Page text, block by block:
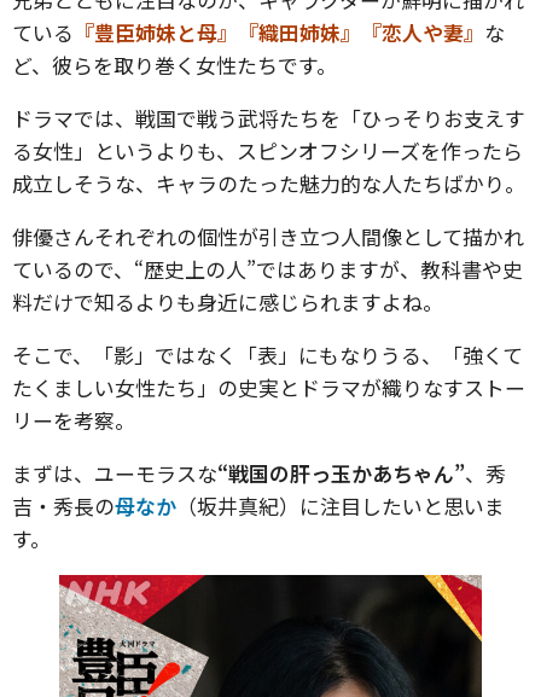
ている 『豊臣姉妹と母』『織田姉妹』『恋人や妻』 な
ど、彼らを取り巻く女性たちです。
ドラマでは、戦国で戦う武将たちを「ひっそりお支えす
る女性」というよりも、スピンオフシリーズを作ったら
成立しそうな、キャラのたった魅力的な人たちばかり。
俳優さんそれぞれの個性が引き立つ人間像として描かれ
ているので、“歴史上の人”ではありますが、教科書や史
料だけで知るよりも身近に感じられますよね。
そこで、「影」ではなく「表」にもなりうる、「強くて
たくましい女性たち」の史実とドラマが織りなすストー
リーを考察。
まずは、ユーモラスな“戦国の肝っ玉かあちゃん”、秀
吉・秀長の母なか （坂井真紀）に注目したいと思いま
す。